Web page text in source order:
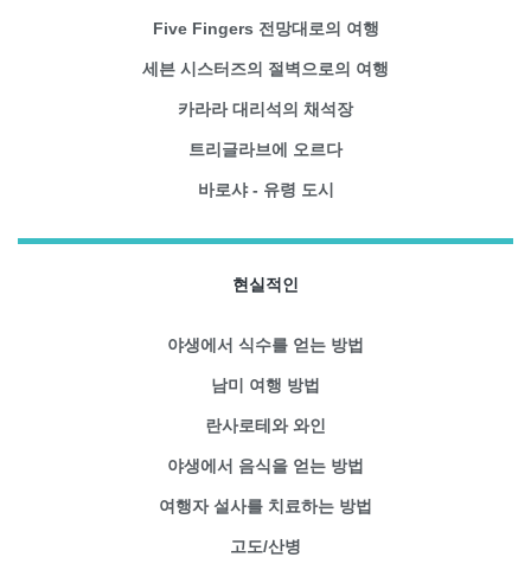
Five Fingers 전망대로의 여행
세븐 시스터즈의 절벽으로의 여행
카라라 대리석의 채석장
트리글라브에 오르다
바로샤 - 유령 도시
현실적인
야생에서 식수를 얻는 방법
남미 여행 방법
란사로테와 와인
야생에서 음식을 얻는 방법
여행자 설사를 치료하는 방법
고도/산병